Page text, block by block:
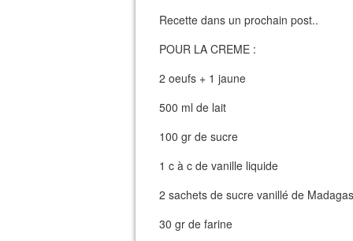
Recette dans un prochain post..
POUR LA CREME :
2 oeufs + 1 jaune
500 ml de lait
100 gr de sucre
1 c à c de vanille liquide
2 sachets de sucre vanillé de
30 gr de farine